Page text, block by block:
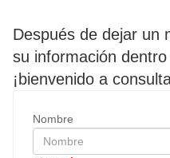
Después de dejar un
su información
¡bienvenido a
Nombre